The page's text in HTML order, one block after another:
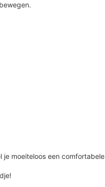
moeiteloos een